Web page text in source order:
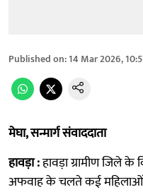
Published on:14 Mar 2026,
मेघा, सन्मार्ग संवाददाता
हावड़ा :हावड़ा ग्रामीण जिले के
अफवाह के चलते कई महिलाओं